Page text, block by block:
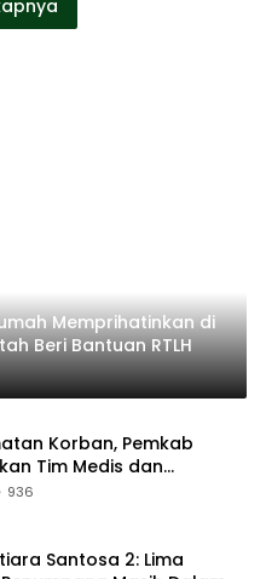
Memprihatinkan di
Beri Bantuan RTLH
Korban, Pemkab
Tim Medis dan
Kalianget
936
Santosa 2: Lima